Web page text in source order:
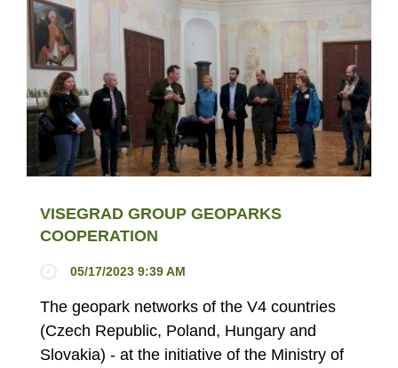
VISEGRAD GROUP GEOPARKS
COOPERATION
05/17/2023 9:39 AM
The geopark networks of the V4 countries
(Czech Republic, Poland, Hungary and
Slovakia) - at the initiative of the Ministry of